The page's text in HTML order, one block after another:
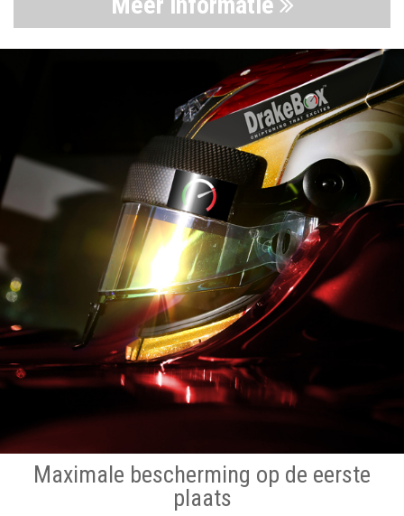
Maximale bescherming op de eerste
plaats